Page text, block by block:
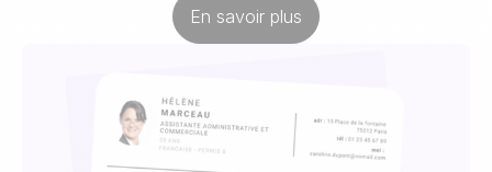
En savoir plus